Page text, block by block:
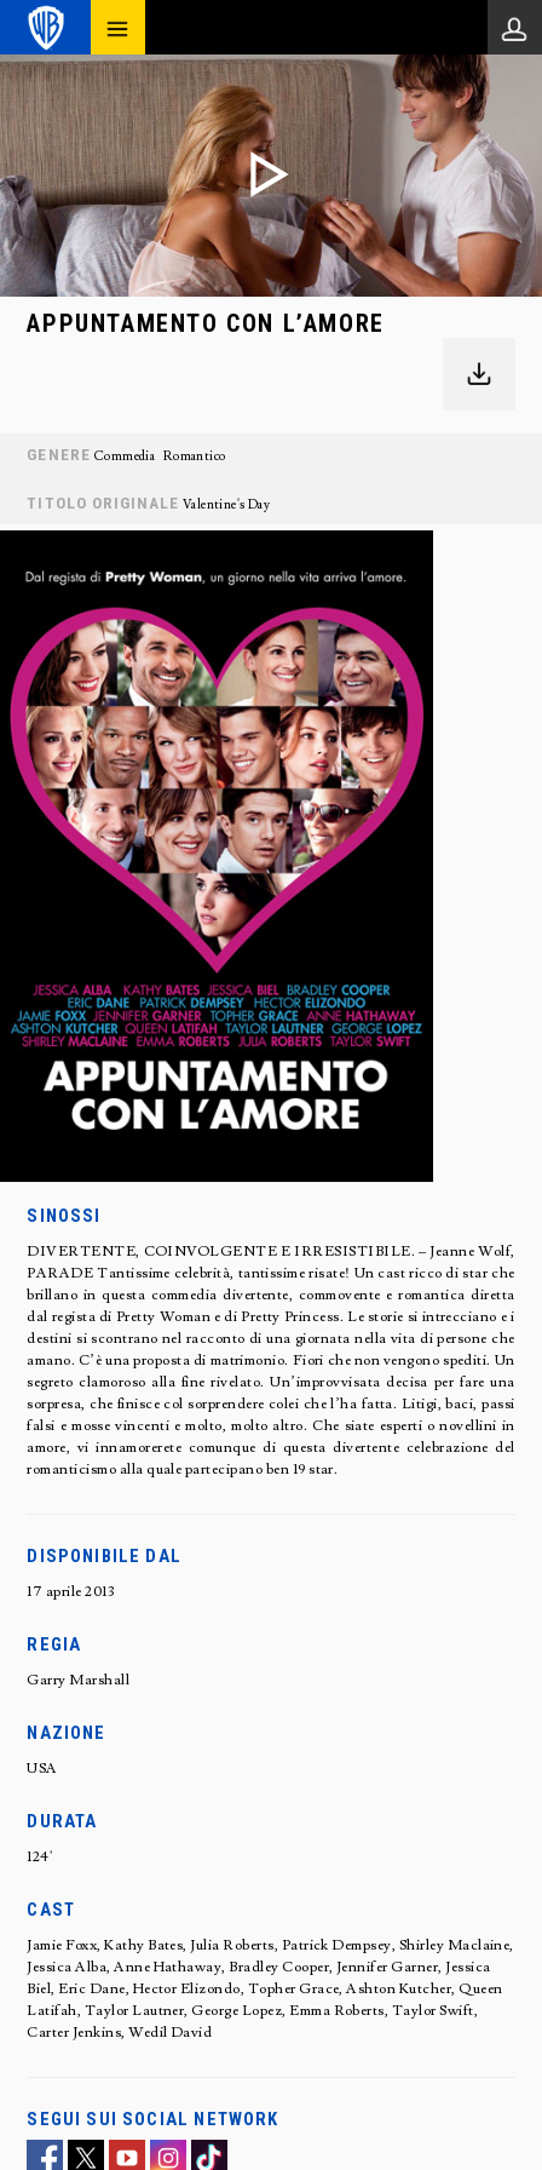
APPUNTAMENTO CON L’AMORE
GENERE Commedia Romantico
TITOLO ORIGINALE Valentine's Day
SINOSSI
DIVERTENTE, COINVOLGENTE E IRRESISTIBILE. – Jeanne Wolf,
PARADE Tantissime celebrità, tantissime risate! Un cast ricco di star che
brillano in questa commedia divertente, commovente e romantica diretta
dal regista di Pretty Woman e di Pretty Princess. Le storie si intrecciano e i
destini si scontrano nel racconto di una giornata nella vita di persone che
amano. C’è una proposta di matrimonio. Fiori che non vengono spediti. Un
segreto clamoroso alla fine rivelato. Un’improvvisata decisa per fare una
sorpresa, che finisce col sorprendere colei che l’ha fatta. Litigi, baci, passi
falsi e mosse vincenti e molto, molto altro. Che siate esperti o novellini in
amore, vi innamorerete comunque di questa divertente celebrazione del
romanticismo alla quale partecipano ben 19 star.
DISPONIBILE DAL
17 aprile 2013
REGIA
Garry Marshall
NAZIONE
USA
DURATA
124'
CAST
Jamie Foxx, Kathy Bates, Julia Roberts, Patrick Dempsey, Shirley Maclaine,
Jessica Alba, Anne Hathaway, Bradley Cooper, Jennifer Garner, Jessica
Biel, Eric Dane, Hector Elizondo, Topher Grace, Ashton Kutcher, Queen
Latifah, Taylor Lautner, George Lopez, Emma Roberts, Taylor Swift,
Carter Jenkins, Wedil David
SEGUI SUI SOCIAL NETWORK